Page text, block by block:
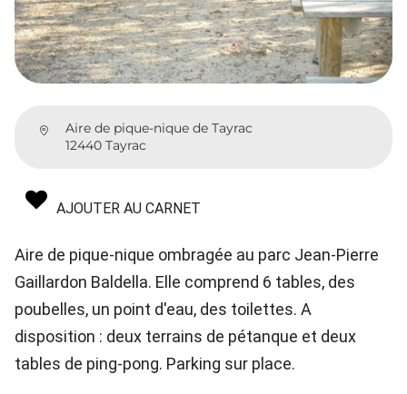
Aire de pique-nique de Tayrac
12440 Tayrac
AJOUTER AU CARNET
Aire de pique-nique ombragée au parc Jean-Pierre
Gaillardon Baldella. Elle comprend 6 tables, des
poubelles, un point d'eau, des toilettes. A
disposition : deux terrains de pétanque et deux
tables de ping-pong. Parking sur place.